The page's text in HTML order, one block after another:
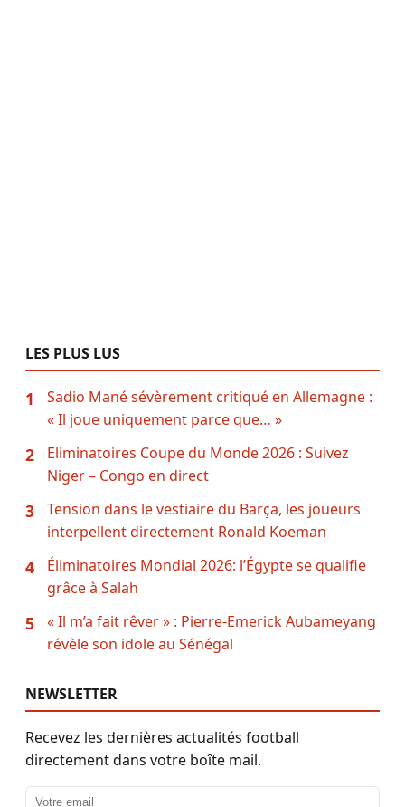
LES PLUS LUS
1
Sadio Mané sévèrement critiqué en Allemagne :
« Il joue uniquement parce que… »
2
Eliminatoires Coupe du Monde 2026 : Suivez
Niger – Congo en direct
3
Tension dans le vestiaire du Barça, les joueurs
interpellent directement Ronald Koeman
4
Éliminatoires Mondial 2026: l’Égypte se qualifie
grâce à Salah
5
« Il m’a fait rêver » : Pierre-Emerick Aubameyang
révèle son idole au Sénégal
NEWSLETTER
Recevez les dernières actualités football
directement dans votre boîte mail.
Adresse email